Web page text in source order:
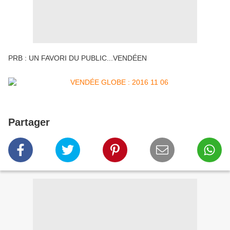
PRB : UN FAVORI DU PUBLIC...VENDÉEN
Partager